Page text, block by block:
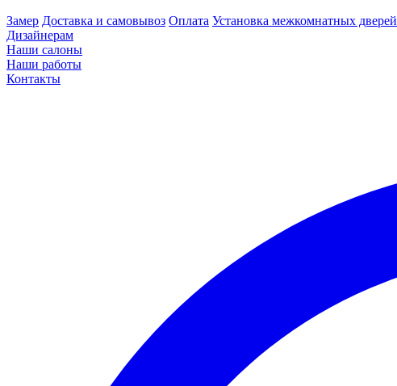
Замер Доставка и самовывоз Оплата Установка межкомнатных дверей
Дизайнерам
Наши салоны
Наши работы
Контакты